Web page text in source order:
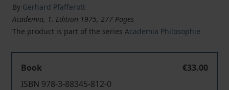
By Gerhard Pfafferott
Academia, 1. Edition 1975, 277 Pages
The product is part of the series Academia Philosophie
Book
€33.00
ISBN 978-3-88345-812-0